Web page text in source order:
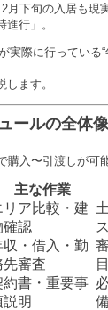
下旬の入居も現
行」。
実際に行っている
ます。
ールの全体
購入〜引渡しが可
主な作業
リア比較・建
確認
収・借入・勤
先審査
約書・重要事
説明